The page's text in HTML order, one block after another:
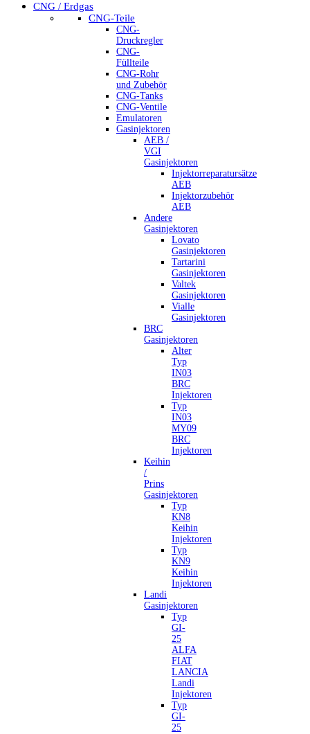
CNG / Erdgas
CNG-Teile
CNG-
Druckregler
CNG-
Füllteile
CNG-Rohr
und Zubehör
CNG-Tanks
CNG-Ventile
Emulatoren
Gasinjektoren
AEB /
VGI
Gasinjektoren
Injektorreparatursätze
AEB
Injektorzubehör
AEB
Andere
Gasinjektoren
Lovato
Gasinjektoren
Tartarini
Gasinjektoren
Valtek
Gasinjektoren
Vialle
Gasinjektoren
BRC
Gasinjektoren
Alter
Typ
IN03
BRC
Injektoren
Typ
IN03
MY09
BRC
Injektoren
Keihin
/
Prins
Gasinjektoren
Typ
KN8
Keihin
Injektoren
Typ
KN9
Keihin
Injektoren
Landi
Gasinjektoren
Typ
GI-
25
ALFA
FIAT
LANCIA
Landi
Injektoren
Typ
GI-
25